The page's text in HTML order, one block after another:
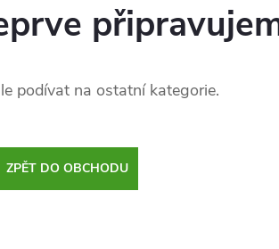
podívat na ostatní kategorie.
ZPĚT DO OBCHODU